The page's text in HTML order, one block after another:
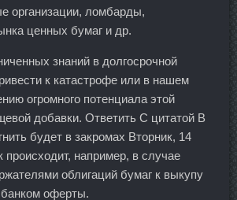
организации, ломбарды,
ценных бумаг и др.
знаний в долгосрочной
к катастрофе или в нашем
огромного потенциала этой
добавки. Ответить С цитатой В
будет в закромах Вторник, 14
происходит, например, в случае
облигаций бумаг к выкупу
оферты.